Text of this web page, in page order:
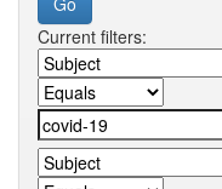
Current filters: